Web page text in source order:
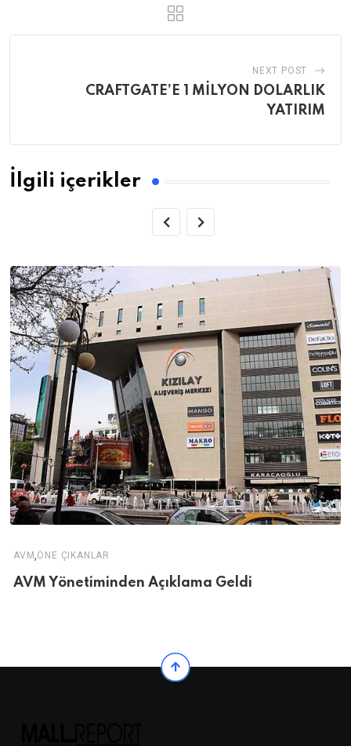
NEXT POST
CRAFTGATE’E 1 MİLYON DOLARLIK
YATIRIM
İlgili içerikler
AVM,ÖNE ÇIKANLAR
AVM Yönetiminden Açıklama Geldi